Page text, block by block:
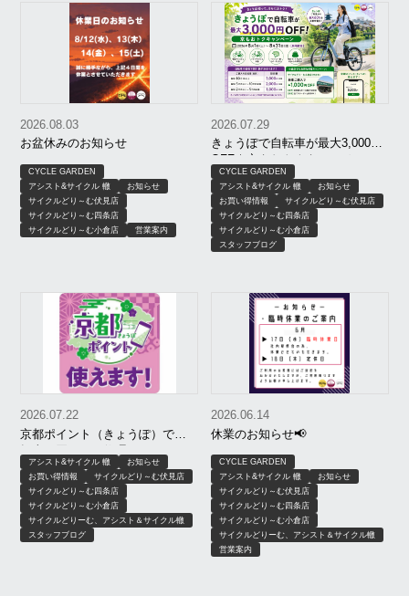
お盆休みのお知らせ
2026.08.03
CYCLE GARDEN
アシスト&サイクル 轍
お知らせ
サイクルどり～む伏見店
サイクルどり～む四条店
サイクルどり～む小倉店
営業案内
きょうぽで自転車が最大3,000円
OFF｜京もおトクキャンペーン
【8月限定】｜京都 サイクルどり
～む、アシスト＆サイクル轍、
サイクルガーデン
2026.07.29
CYCLE GARDEN
アシスト&サイクル 轍
お知らせ
お買い得情報
サイクルどり～む伏見店
サイクルどり～む四条店
サイクルどり～む小倉店
スタッフブログ
京都ポイント（きょうぽ）で自
転車が買える！修理・ヘルメッ
トもOK｜サイクルどりーむ、ア
シスト＆サイクル轍、サイクル
ガーデン
2026.07.22
アシスト&サイクル 轍
お知らせ
お買い得情報
サイクルどり～む伏見店
サイクルどり～む四条店
サイクルどり～む小倉店
サイクルどりーむ、アシスト＆サイクル轍
スタッフブログ
休業のお知らせ📢
2026.06.14
CYCLE GARDEN
アシスト&サイクル 轍
お知らせ
サイクルどり～む伏見店
サイクルどり～む四条店
サイクルどり～む小倉店
サイクルどりーむ、アシスト＆サイクル轍
営業案内